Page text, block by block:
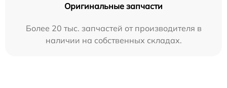
Оригинальные запчасти
Более 20 тыс. запчастей от производителя в
наличии на собственных складах.